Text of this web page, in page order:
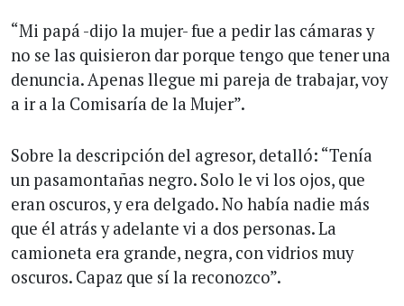
“Mi papá -dijo la mujer- fue a pedir las cámaras y
no se las quisieron dar porque tengo que tener una
denuncia. Apenas llegue mi pareja de trabajar, voy
a ir a la Comisaría de la Mujer”.
Sobre la descripción del agresor, detalló: “Tenía
un pasamontañas negro. Solo le vi los ojos, que
eran oscuros, y era delgado. No había nadie más
que él atrás y adelante vi a dos personas. La
camioneta era grande, negra, con vidrios muy
oscuros. Capaz que sí la reconozco”.